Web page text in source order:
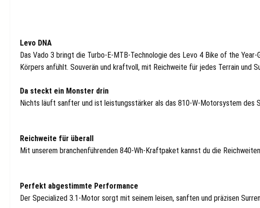
Levo DNA
Das Vado 3 bringt die Turbo-E-MTB-Technologie des Levo 4 Bike of the
Körpers anfühlt. Souverän und kraftvoll, mit Reichweite für jedes Terrain und
Da steckt ein Monster drin
Nichts läuft sanfter und ist leistungsstärker als das 810-W-Motorsystem des
Reichweite für überall
Mit unserem branchenführenden 840-Wh-Kraftpaket kannst du die
Perfekt abgestimmte Performance
Der Specialized 3.1-Motor sorgt mit seinem leisen, sanften und präzisen